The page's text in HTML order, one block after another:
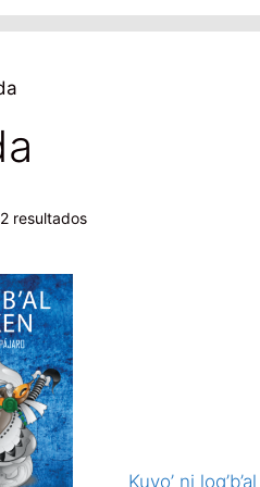
resultadosOrdenado
Kuyo’ ni